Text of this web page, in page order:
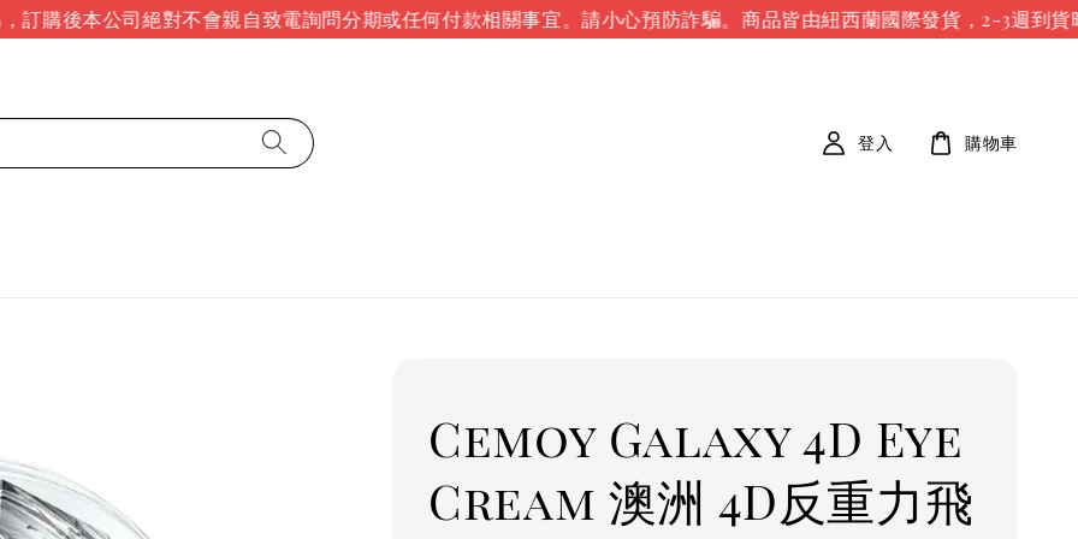
購後本公司絕對不會親自致電詢問分期或任何付款相關事宜。請小心預防詐騙。商品皆由紐西蘭國際發貨，2-3週到貨時
登入 購物車
Cemoy Galaxy 4D Eye
Cream 澳洲 4D反重力飛